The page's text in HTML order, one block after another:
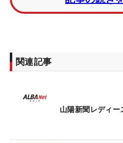
「ミヤギテレビ杯ダンロッ
る。
ンズ」最終ラウンドで記録
の下部ツアー「PGMチャレ
関連記事
山陽新聞レディ